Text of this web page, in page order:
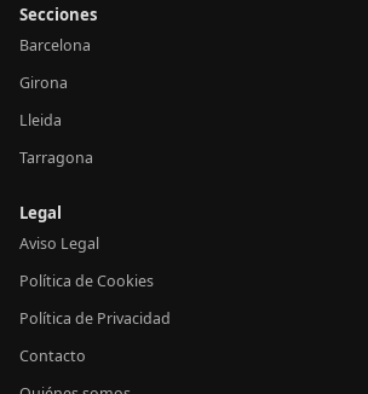
Secciones
Barcelona
Girona
Lleida
Tarragona
Legal
Aviso Legal
Política de Cookies
Política de Privacidad
Contacto